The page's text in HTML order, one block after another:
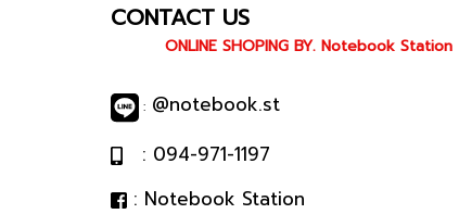
CONTACT US
ONLINE SHOPING BY. Notebook Station
: @notebook.st
: 094-971-1197
: Notebook Station